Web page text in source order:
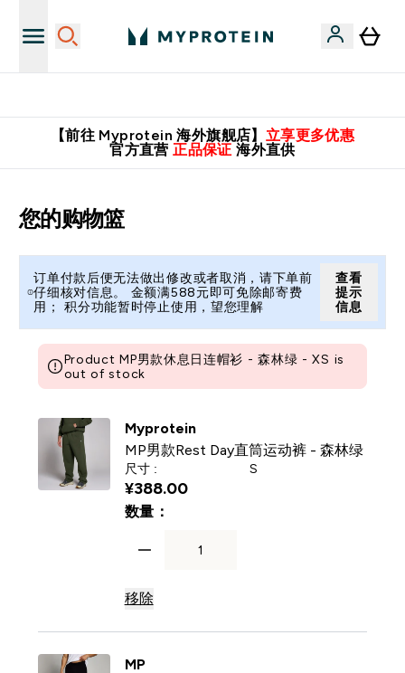
【前往 Myprotein 海外旗舰店】 立享更多优惠
官方直营 正品保证 海外直供
您的购物篮
订单付款后便无法做出修改或者取消，请下单前
仔细核对信息。 金额满588元即可免除邮寄费
用； 积分功能暂时停止使用，望您理解
查看
提示
信息
Product MP男款休息日连帽衫 - 森林绿 - XS is
out of stock
Myprotein
MP男款Rest Day直筒运动裤 - 森林绿
尺寸 : S
¥388.00‎
数量：
移除
MP